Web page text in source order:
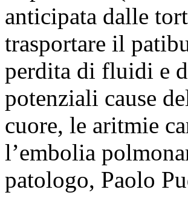
anticipata dalle
trasportare il
perdita di fluidi e
potenziali cause
cuore, le aritmie
l’embolia
patologo, Paolo